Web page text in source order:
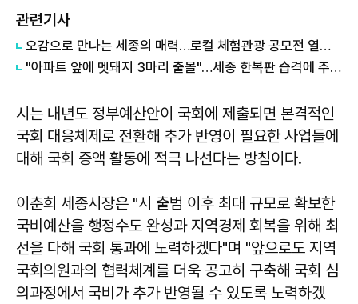
관련기사
오감으로 만나는 세종의 매력…로컬 체험관광 공모전 열린다
"아파트 앞에 멧돼지 3마리 출몰"…세종 한복판 습격에 주민들 '공포'
시는 내년도 정부예산안이 국회에 제출되면 본격적인
국회 대응체제로 전환해 추가 반영이 필요한 사업들에
대해 국회 증액 활동에 적극 나선다는 방침이다.
이춘희 세종시장은 "시 출범 이후 최대 규모로 확보한
국비예산을 행정수도 완성과 지역경제 회복을 위해 최
선을 다해 국회 통과에 노력하겠다"며 "앞으로도 지역
국회의원과의 협력체계를 더욱 공고히 구축해 국회 심
의과정에서 국비가 추가 반영될 수 있도록 노력하겠